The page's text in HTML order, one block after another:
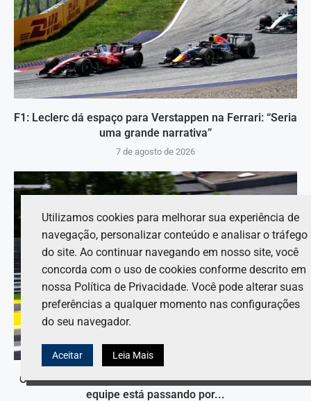
F1: Leclerc dá espaço para Verstappen na Ferrari: “Seria
uma grande narrativa”
7 de agosto de 2026
Coulthard critica a situação da Williams e afirma que a
equipe está passando por...
Utilizamos cookies para melhorar sua experiência de
navegação, personalizar conteúdo e analisar o tráfego
do site. Ao continuar navegando em nosso site, você
concorda com o uso de cookies conforme descrito em
nossa Política de Privacidade. Você pode alterar suas
preferências a qualquer momento nas configurações
do seu navegador.
Aceitar Leia Mais